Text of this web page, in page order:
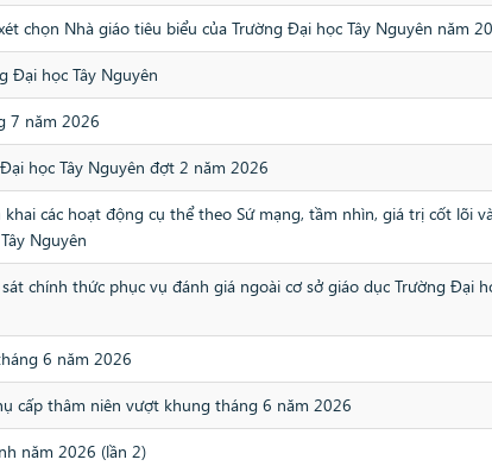
chọn Nhà giáo tiêu biểu của Trường Đại học Tây Nguyên năm
Đại học Tây Nguyên
7 năm 2026
học Tây Nguyên đợt 2 năm 2026
các hoạt động cụ thể theo Sứ mạng, tầm nhìn, giá trị cốt lõi
Nguyên
chính thức phục vụ đánh giá ngoài cơ sở giáo dục Trường Đại
6 năm 2026
cấp thâm niên vượt khung tháng 6 năm 2026
năm 2026 (lần 2)